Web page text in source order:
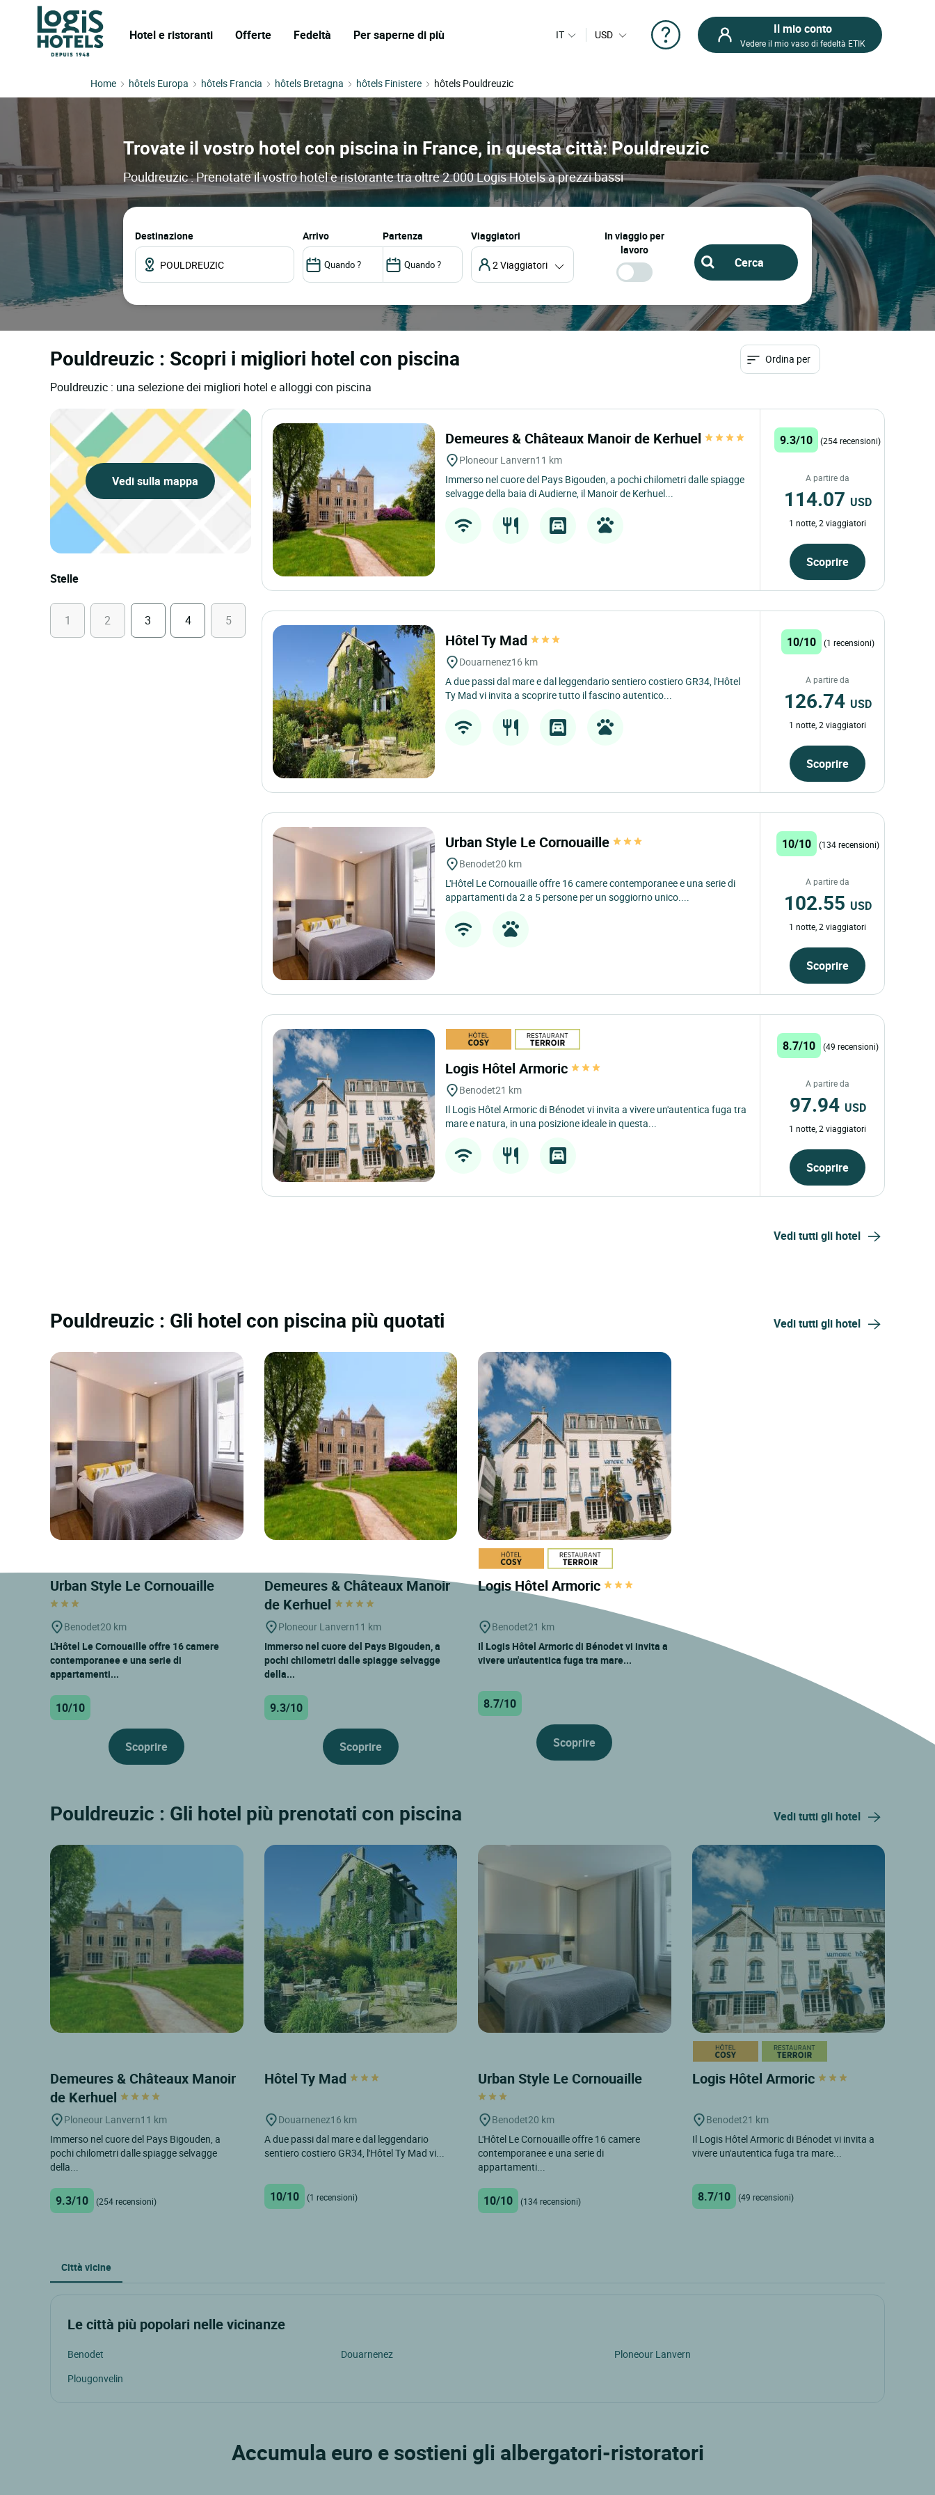
Hotel e ristoranti Offerte Fedeltà Per saperne di più IT USD Il mio conto
Vedere il mio vaso di fedeltà ETIK
Home hôtels Europa hôtels Francia hôtels Bretagna hôtels Finistere hôtels Pouldreuzic
Trovate il vostro hotel con piscina in France, in questa città: Pouldreuzic
Pouldreuzic : Prenotate il vostro hotel e ristorante tra oltre 2.000 Logis Hotels a prezzi bassi
Destinazione arrivo partenza Viaggiatori
2 Viaggiatori
In viaggio per
lavoro
Pouldreuzic : Scopri i migliori hotel con piscina
Pouldreuzic : una selezione dei migliori hotel e alloggi con piscina
Ordina per
Vedi sulla mappa
Stelle
1 2 3 4 5
Demeures & Châteaux Manoir de Kerhuel
Ploneour Lanvern11 km
Immerso nel cuore del Pays Bigouden, a pochi chilometri dalle spiagge
selvagge della baia di Audierne, il Manoir de Kerhuel...
9.3/10 (254 recensioni)
A partire da
114.07 USD
1 notte, 2 viaggiatori
Scoprire
Hôtel Ty Mad
Douarnenez16 km
A due passi dal mare e dal leggendario sentiero costiero GR34, l'Hôtel
Ty Mad vi invita a scoprire tutto il fascino autentico...
10/10 (1 recensioni)
A partire da
126.74 USD
1 notte, 2 viaggiatori
Scoprire
Urban Style Le Cornouaille
Benodet20 km
L'Hôtel Le Cornouaille offre 16 camere contemporanee e una serie di
appartamenti da 2 a 5 persone per un soggiorno unico....
10/10 (134 recensioni)
A partire da
102.55 USD
1 notte, 2 viaggiatori
Scoprire
Logis Hôtel Armoric
Benodet21 km
Il Logis Hôtel Armoric di Bénodet vi invita a vivere un'autentica fuga tra
mare e natura, in una posizione ideale in questa...
8.7/10 (49 recensioni)
A partire da
97.94 USD
1 notte, 2 viaggiatori
Scoprire
Vedi tutti gli hotel
Pouldreuzic : Gli hotel con piscina più quotati Vedi tutti gli hotel
Urban Style Le Cornouaille
Benodet20 km
L'Hôtel Le Cornouaille offre 16 camere
contemporanee e una serie di
appartamenti...
10/10
Scoprire
Demeures & Châteaux Manoir
de Kerhuel
Ploneour Lanvern11 km
Immerso nel cuore del Pays Bigouden, a
pochi chilometri dalle spiagge selvagge
della...
9.3/10
Scoprire
Logis Hôtel Armoric
Benodet21 km
Il Logis Hôtel Armoric di Bénodet vi invita a
vivere un'autentica fuga tra mare...
8.7/10
Scoprire
Pouldreuzic : Gli hotel più prenotati con piscina Vedi tutti gli hotel
Demeures & Châteaux Manoir
de Kerhuel
Ploneour Lanvern11 km
Immerso nel cuore del Pays Bigouden, a
pochi chilometri dalle spiagge selvagge
della...
9.3/10 (254 recensioni)
Hôtel Ty Mad
Douarnenez16 km
A due passi dal mare e dal leggendario
sentiero costiero GR34, l'Hôtel Ty Mad vi...
10/10 (1 recensioni)
Urban Style Le Cornouaille
Benodet20 km
L'Hôtel Le Cornouaille offre 16 camere
contemporanee e una serie di
appartamenti...
10/10 (134 recensioni)
Logis Hôtel Armoric
Benodet21 km
Il Logis Hôtel Armoric di Bénodet vi invita a
vivere un'autentica fuga tra mare...
8.7/10 (49 recensioni)
Città vicine
Le città più popolari nelle vicinanze
Benodet Douarnenez
Ploneour Lanvern
Plougonvelin
Accumula euro e sostieni gli albergatori-ristoratori